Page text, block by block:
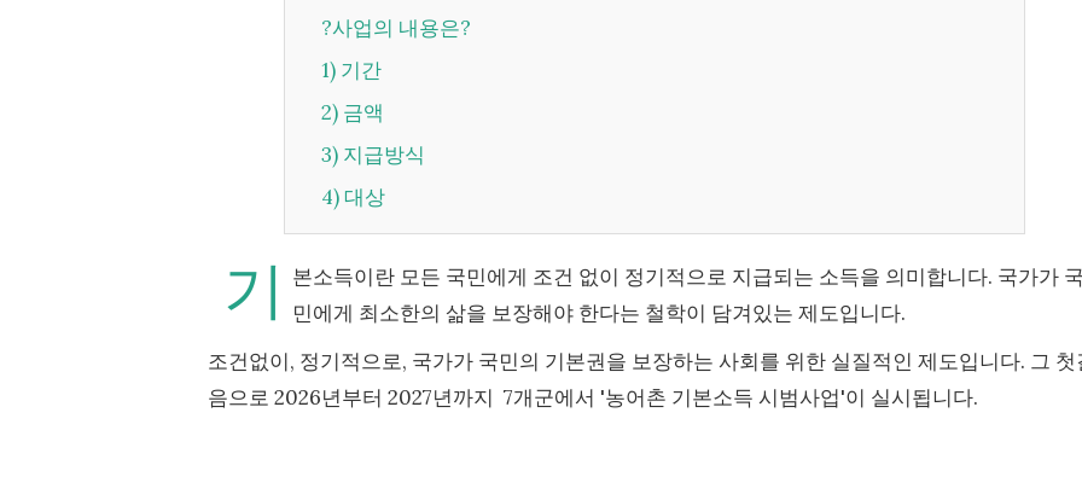
?사업의 내용은?
1) 기간
2) 금액
3) 지급방식
4) 대상
기
본소득이란 모든 국민에게 조건 없이 정기적으로 지급되는 소득을 의미합니다. 국가가
민에게 최소한의 삶을 보장해야 한다는 철학이 담겨있는 제도입니다.
조건없이, 정기적으로, 국가가 국민의 기본권을 보장하는 사회를 위한 실질적인 제도입니다. 그 첫
음으로 2026년부터 2027년까지 7개군에서 '농어촌 기본소득 시범사업'이 실시됩니다.